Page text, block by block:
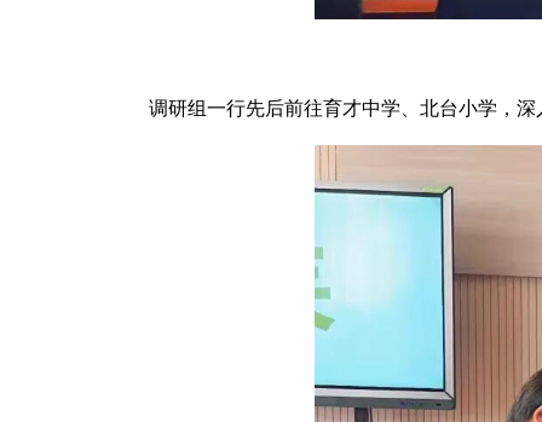
调研组一行先后前往育才中学、北台小学，